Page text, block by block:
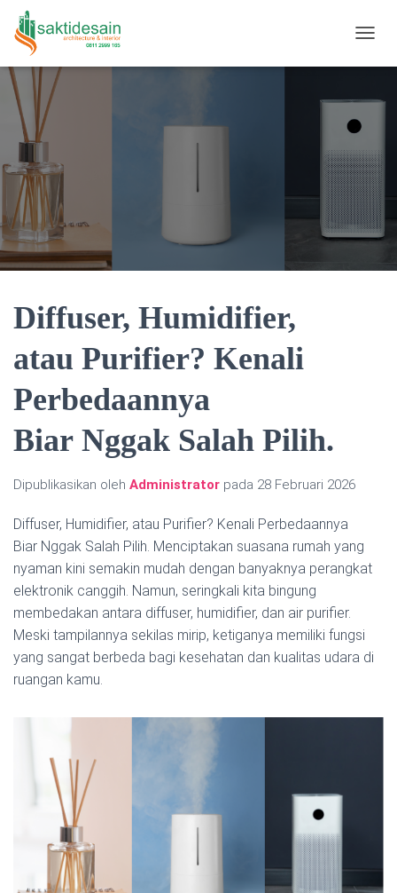
Diffuser, Humidifier,
atau Purifier? Kenali
Perbedaannya
Biar Nggak Salah Pilih.
Dipublikasikan oleh Administrator pada 28 Februari 2026
Diffuser, Humidifier, atau Purifier? Kenali Perbedaannya
Biar Nggak Salah Pilih. Menciptakan suasana rumah yang
nyaman kini semakin mudah dengan banyaknya perangkat
elektronik canggih. Namun, seringkali kita bingung
membedakan antara diffuser, humidifier, dan air purifier.
Meski tampilannya sekilas mirip, ketiganya memiliki fungsi
yang sangat berbeda bagi kesehatan dan kualitas udara di
ruangan kamu.